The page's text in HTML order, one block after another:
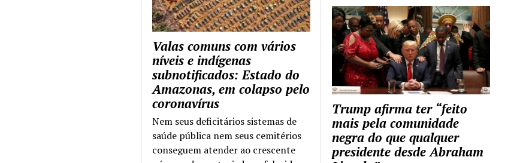
Trump afirma ter “feito
mais pela comunidade
negra do que qualquer
presidente desde Abraham
Valas comuns com vários
níveis e indígenas
subnotificados: Estado do
Amazonas, em colapso pelo
coronavírus
Nem seus deficitários sistemas de
saúde pública nem seus cemitérios
conseguem atender ao crescente